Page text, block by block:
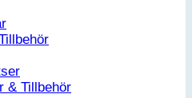
& Tillbehör